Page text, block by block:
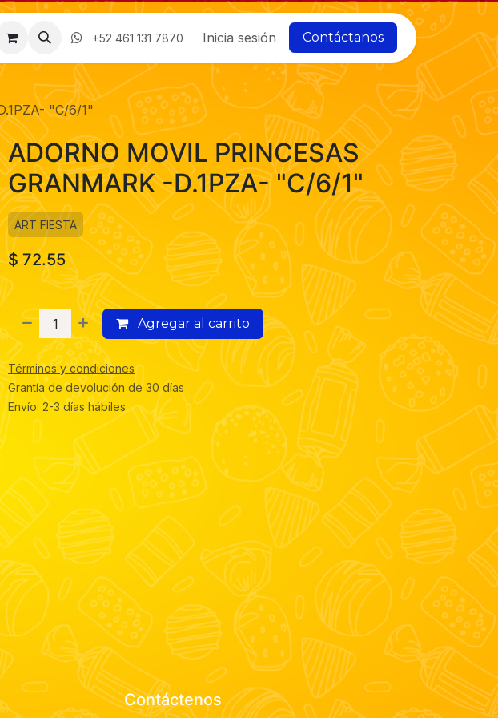
Nosotros
+52 461 131 7870 Inicia sesión Contáctanos
"C/6/1"
ADORNO MOVIL PRINCESAS
GRANMARK -D.1PZA- "C/6/1"
ART FIESTA
$72.55
Agregar al carrito
Términos y condiciones
Grantía de devolución de 30 días
Envío: 2-3 días hábiles
Contáctenos